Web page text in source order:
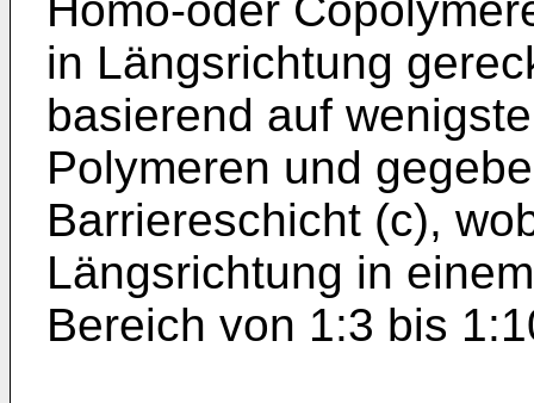
in Längsrichtung
basierend auf
Polymeren und
Barriereschicht (c),
Längsrichtung in
Bereich von 1:3 bis